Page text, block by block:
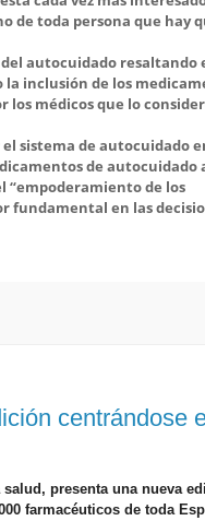
de toda persona que hay
autocuidado resaltando
inclusión de los
médicos que lo
sistema de autocuidado
de autocuidado
“empoderamiento de los
fundamental en las
centrándose
presenta una nueva
farmacéuticos de toda